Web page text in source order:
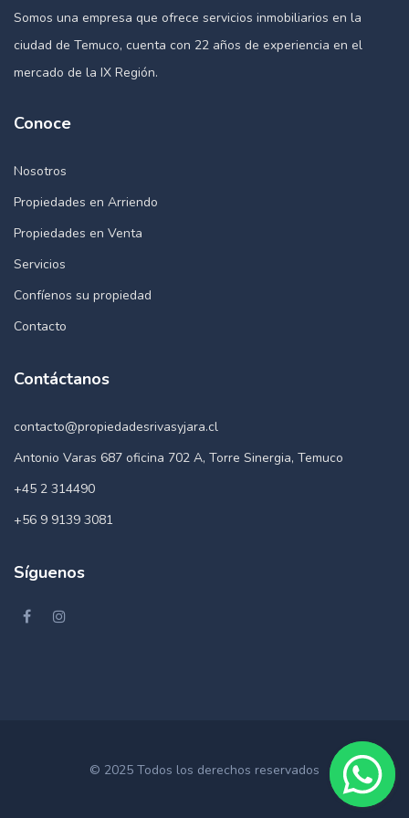
Somos una empresa que ofrece servicios inmobiliarios en la
ciudad de Temuco, cuenta con 22 años de experiencia en el
mercado de la IX Región.
Conoce
Nosotros
Propiedades en Arriendo
Propiedades en Venta
Servicios
Confíenos su propiedad
Contacto
Contáctanos
contacto@propiedadesrivasyjara.cl
Antonio Varas 687 oficina 702 A, Torre Sinergia, Temuco
+45 2 314490
+56 9 9139 3081
Síguenos
© 2025 Todos los derechos reservados